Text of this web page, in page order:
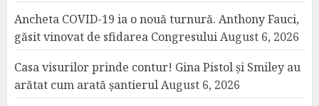
Ancheta COVID-19 ia o nouă turnură. Anthony Fauci,
găsit vinovat de sfidarea CongresuluiAugust 6, 2026
Casa visurilor prinde contur! Gina Pistol și Smiley au
arătat cum arată șantierulAugust 6, 2026